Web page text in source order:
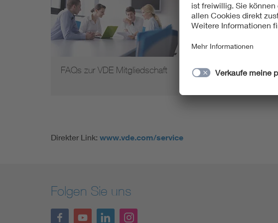
FAQs zur VDE Mitgliedschaft
FAQs zum Login +
Kennwort
Direkter Link: www.vde.com/service
Folgen Sie uns